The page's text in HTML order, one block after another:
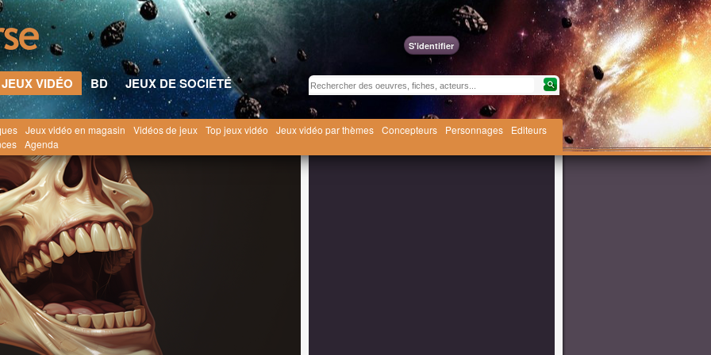
S'identifier
JEUX VIDÉO BD
JEUX DE SOCIÉTÉ
Jeux vidéo en magasin Vidéos de jeux Top jeux vidéo Jeux vidéo par thèmes Concepteurs Personnages
Editeurs
Agenda
Vidéo Jeux vidéo humour noir / fun